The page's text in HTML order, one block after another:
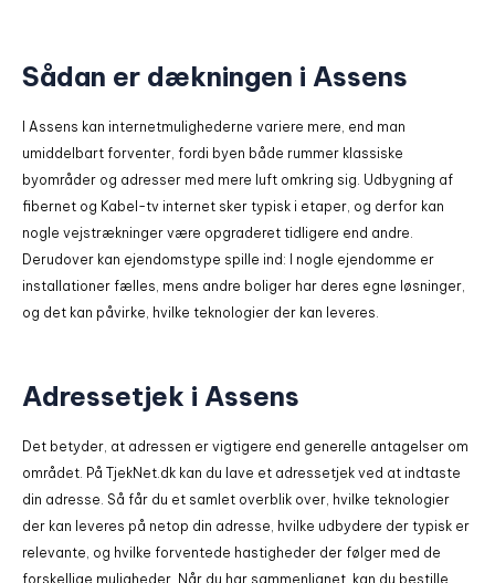
Sådan er dækningen i Assens
I Assens kan internetmulighederne variere mere, end man
umiddelbart forventer, fordi byen både rummer klassiske
byområder og adresser med mere luft omkring sig. Udbygning af
fibernet og Kabel-tv internet sker typisk i etaper, og derfor kan
nogle vejstrækninger være opgraderet tidligere end andre.
Derudover kan ejendomstype spille ind: I nogle ejendomme er
installationer fælles, mens andre boliger har deres egne løsninger,
og det kan påvirke, hvilke teknologier der kan leveres.
Adressetjek i Assens
Det betyder, at adressen er vigtigere end generelle antagelser om
området. På TjekNet.dk kan du lave et adressetjek ved at indtaste
din adresse. Så får du et samlet overblik over, hvilke teknologier
der kan leveres på netop din adresse, hvilke udbydere der typisk er
relevante, og hvilke forventede hastigheder der følger med de
forskellige muligheder. Når du har sammenlignet, kan du bestille